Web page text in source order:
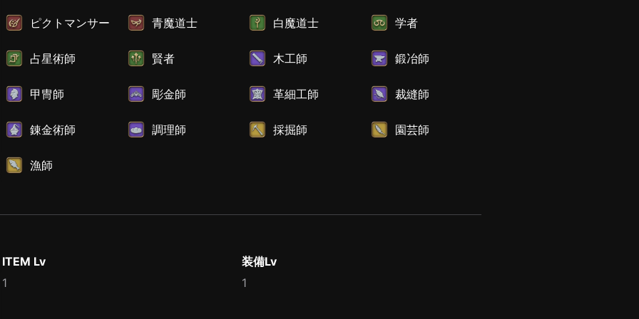
ピクトマンサー 青魔道士 白魔道士 学者
占星術師 賢者 木工師 鍛冶師
甲冑師 彫金師 革細工師 裁縫師
錬金術師 調理師 採掘師 園芸師
漁師
ITEM Lv
1
装備Lv
1